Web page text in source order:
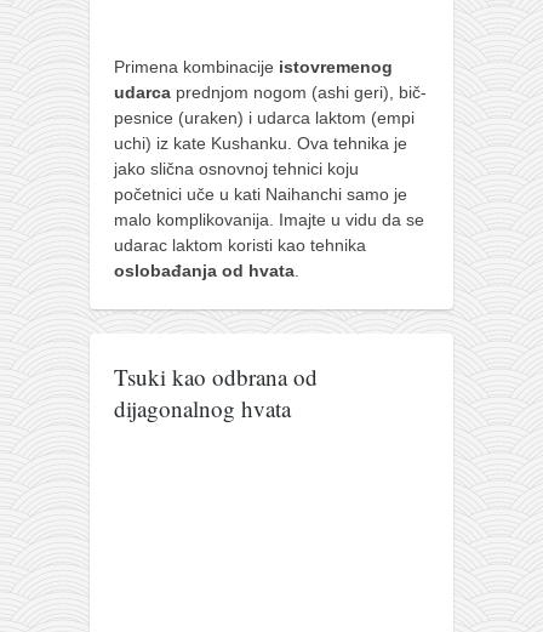
najnovije na blogu
moje beleške
istorija karatea
bubishi
kihon
naihanchi
kushanku
temashiwari
Primena kombinacije istovremenog
udarca prednjom nogom (ashi geri), bič-
pesnice (uraken) i udarca laktom (empi
uchi) iz kate Kushanku. Ova tehnika je
jako slična osnovnoj tehnici koju
početnici uče u kati Naihanchi samo je
malo komplikovanija. Imajte u vidu da se
udarac laktom koristi kao tehnika
oslobađanja od hvata
Tsuki kao odbrana od
dijagonalnog hvata